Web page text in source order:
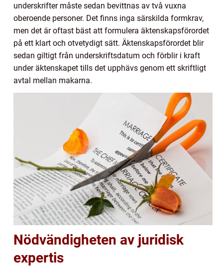
underskrifter måste sedan bevittnas av två vuxna
oberoende personer. Det finns inga särskilda formkrav,
men det är oftast bäst att formulera äktenskapsförordet
på ett klart och otvetydigt sätt. Äktenskapsförordet blir
sedan giltigt från underskriftsdatum och förblir i kraft
under äktenskapet tills det upphävs genom ett skriftligt
avtal mellan makarna.
Nödvändigheten av juridisk
expertis